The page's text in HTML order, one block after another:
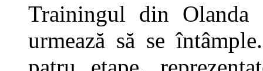
Trainingul din
urmează să se